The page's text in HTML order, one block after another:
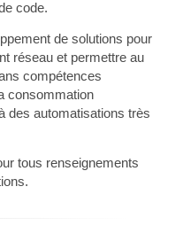
code.
de solutions pour
réseau et permettre au
compétences
consommation
des automatisations très
tous renseignements